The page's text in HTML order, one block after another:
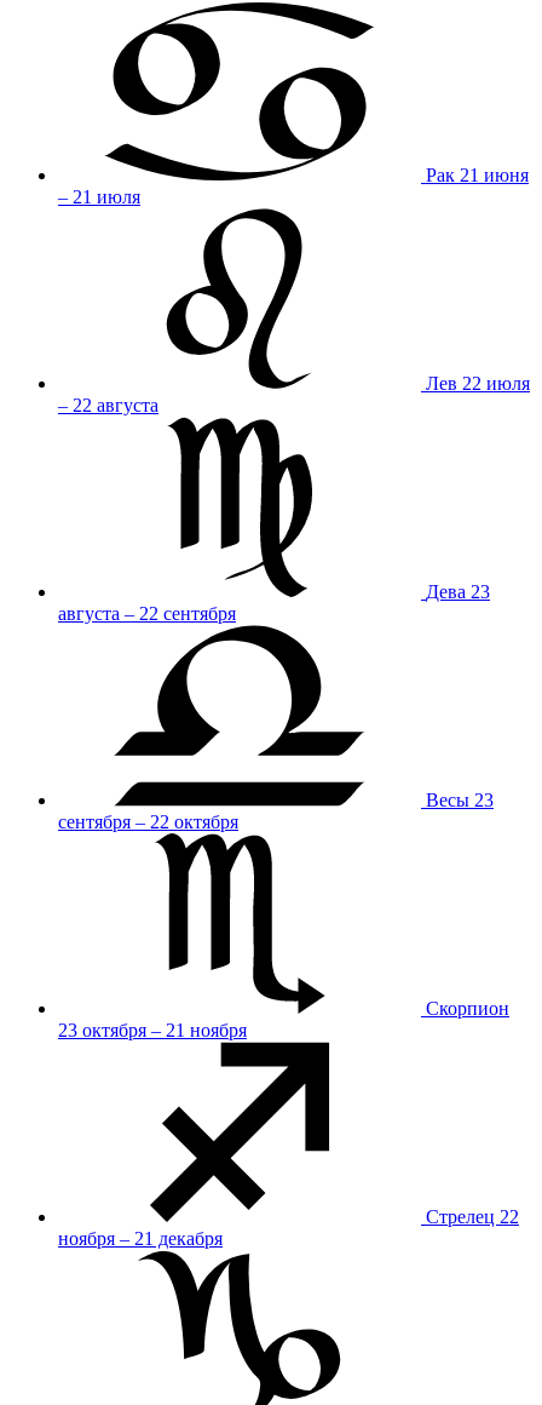
Рак 21 июня
– 21 июля
Лев 22 июля
– 22 августа
Дева 23
августа – 22 сентября
Весы 23
сентября – 22 октября
Скорпион
23 октября – 21 ноября
Стрелец 22
ноября – 21 декабря